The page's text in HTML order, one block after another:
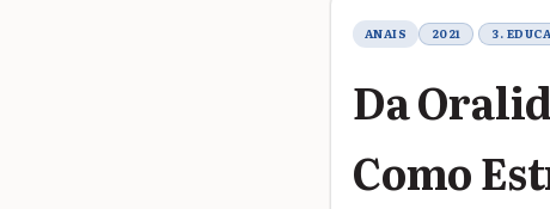
ANAIS 2021 3.
Da
Como